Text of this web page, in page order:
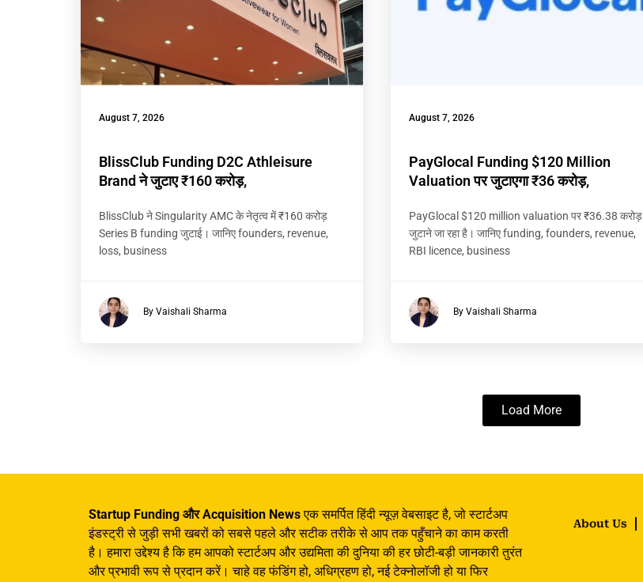
August 7, 2026
BlissClub Funding D2C Athleisure
Brand ने जुटाए ₹160 करोड़,
BlissClub ने Singularity AMC के नेतृत्व में ₹160 करोड़
Series B funding जुटाई। जानिए founders, revenue,
loss, business
By Vaishali Sharma
August 7, 2026
PayGlocal Funding $120 Million
Valuation पर जुटाएगा ₹36 करोड़,
PayGlocal $120 million valuation पर ₹36.38 करोड़
जुटाने जा रहा है। जानिए funding, founders, revenue,
RBI licence, business
By Vaishali Sharma
Load More
Startup Funding और Acquisition Newsएक समर्पित हिंदी न्यूज़ वेबसाइट है, जो स्टार्टअप
इंडस्ट्री से जुड़ी सभी खबरों को सबसे पहले और सटीक तरीके से आप तक पहुँचाने का काम करती
है। हमारा उद्देश्य है कि हम आपको स्टार्टअप और उद्यमिता की दुनिया की हर छोटी-बड़ी जानकारी तुरंत
और प्रभावी रूप से प्रदान करें। चाहे वह फंडिंग हो, अधिग्रहण हो, नई टेक्नोलॉजी हो या फिर
About Us